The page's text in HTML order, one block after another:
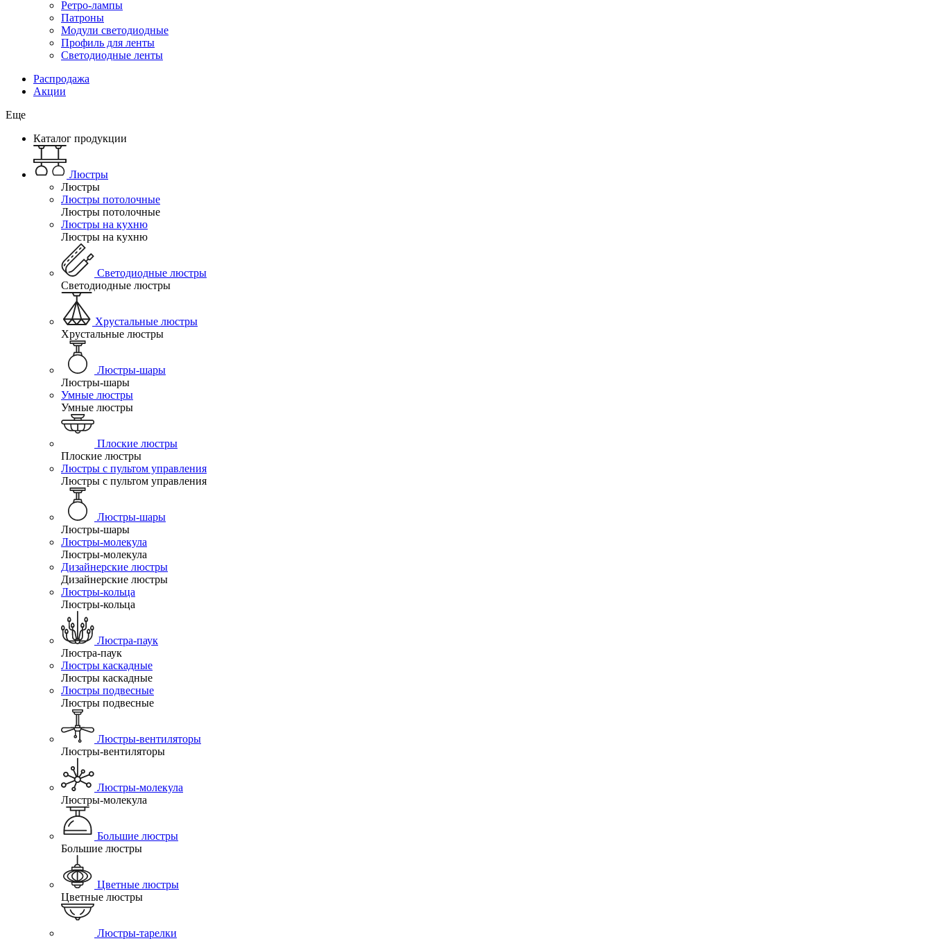
Ретро-лампы
Патроны
Модули светодиодные
Профиль для ленты
Светодиодные ленты
Распродажа
Акции
Еще
Каталог продукции
Люстры
Люстры
Люстры потолочные
Люстры потолочные
Люстры на кухню
Люстры на кухню
Светодиодные люстры
Светодиодные люстры
Хрустальные люстры
Хрустальные люстры
Люстры-шары
Люстры-шары
Умные люстры
Умные люстры
Плоские люстры
Плоские люстры
Люстры с пультом управления
Люстры с пультом управления
Люстры-шары
Люстры-шары
Люстры-молекула
Люстры-молекула
Дизайнерские люстры
Дизайнерские люстры
Люстры-кольца
Люстры-кольца
Люстра-паук
Люстра-паук
Люстры каскадные
Люстры каскадные
Люстры подвесные
Люстры подвесные
Люстры-вентиляторы
Люстры-вентиляторы
Люстры-молекула
Люстры-молекула
Большие люстры
Большие люстры
Цветные люстры
Цветные люстры
Люстры-тарелки